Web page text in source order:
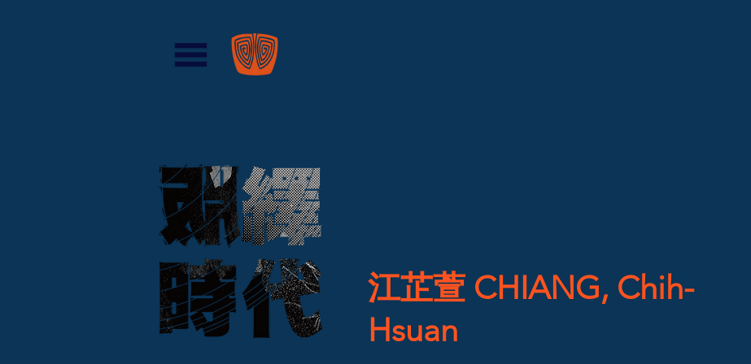
江芷萱 CHIANG, Chih-
Hsuan